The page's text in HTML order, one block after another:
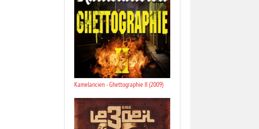
Kamelancien - Ghettographie II (2009)